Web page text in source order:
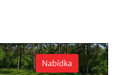
Nabídka